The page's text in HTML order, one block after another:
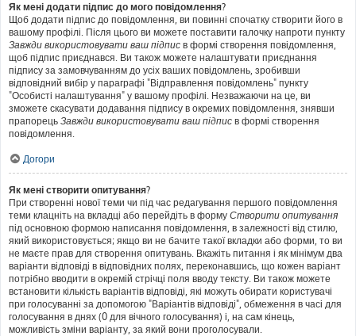
Як мені додати підпис до мого повідомлення?
Щоб додати підпис до повідомлення, ви повинні спочатку створити його в
вашому профілі. Після цього ви можете поставити галочку напроти пункту
Завжди використовувати ваш підпис в формі створення повідомлення,
щоб підпис приєднався. Ви також можете налаштувати приєднання
підпису за замовчуванням до усіх ваших повідомлень, зробивши
відповідний вибір у параграфі "Відправлення повідомлень" пункту
"Особисті налаштування" у вашому профілі. Незважаючи на це, ви
зможете скасувати додавання підпису в окремих повідомлення, знявши
прапорець Завжди використовувати ваш підпис в формі створення
повідомлення.
Догори
Як мені створити опитування?
При створенні нової теми чи під час редагування першого повідомлення
теми клацніть на вкладці або перейдіть в форму Створити опитування
під основною формою написання повідомлення, в залежності від стилю,
який використовується; якщо ви не бачите такої вкладки або форми, то ви
не маєте прав для створення опитувань. Вкажіть питання і як мінімум два
варіанти відповіді в відповідних полях, переконавшись, що кожен варіант
потрібно вводити в окремій стрічці поля вводу тексту. Ви також можете
встановити кількість варіантів відповіді, які можуть обирати користувачі
при голосуванні за допомогою "Варіантів відповіді", обмеження в часі для
голосування в днях (0 для вічного голосування) і, на сам кінець,
можливість зміни варіанту, за який вони проголосували.